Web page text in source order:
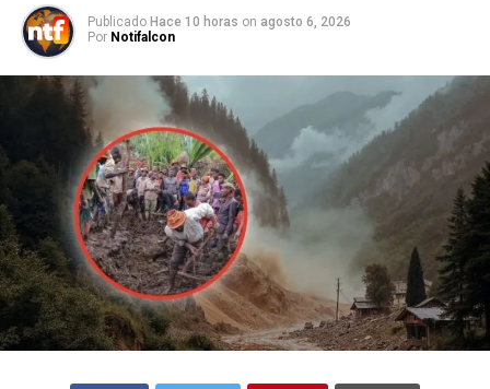
Publicado Hace 10 horas on agosto 6, 2026
Por Notifalcon